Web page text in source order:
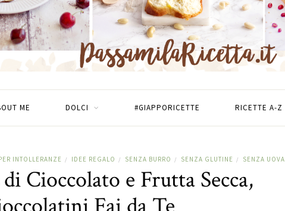
ME DOLCI #GIAPPORICETTE RICETTE A-Z
INTOLLERANZE / IDEE REGALO / SENZA BURRO / SENZA GLUTINE / SENZA UOVA
Cioccolato e Frutta Secca,